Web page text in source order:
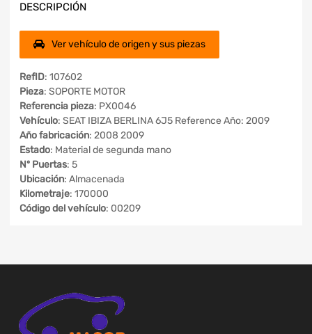
DESCRIPCIÓN
Ver vehículo de origen y sus piezas
RefID: 107602
Pieza: SOPORTE MOTOR
Referencia pieza: PX0046
Vehículo: SEAT IBIZA BERLINA 6J5 Reference Año: 2009
Año fabricación: 2008 2009
Estado: Material de segunda mano
Nº Puertas: 5
Ubicación: Almacenada
Kilometraje: 170000
Código del vehículo: 00209